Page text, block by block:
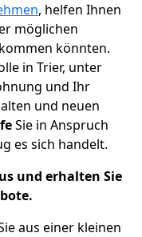
, helfen Ihnen
möglichen
könnten.
in Trier, unter
und Ihr
und neuen
Sie in Anspruch
es sich handelt.
und erhalten Sie
aus einer kleinen